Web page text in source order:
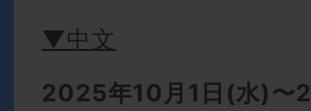
▼中文
2025年10月1日(水)〜